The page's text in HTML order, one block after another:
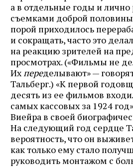
а в отдельные годы и лично
съемками доброй
порой приходилось
и сокращать, часто это
на реакцию зрителей на
просмотрах. («Фильмы не
Их переделывают» —
Тальберг.) «К первой
десять из ее фильмов
самых кассовых за 1924
Виейра в своей
На следующий год сердце
вероятность, что он
как только ему стало
руководить монтажом с